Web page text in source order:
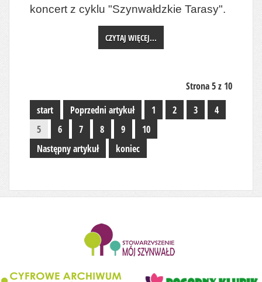
koncert z cyklu "Szynwałdzkie Tarasy".
CZYTAJ WIĘCEJ...
Strona 5 z 10
start
Poprzedni artykuł 1 2 3
4
5
6 7 8 9
10
Następny artykuł
koniec